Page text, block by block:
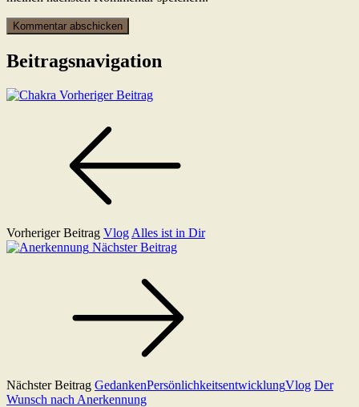
Beitragsnavigation
Vorheriger Beitrag
Vorheriger Beitrag Vlog Alles ist in Dir
Nächster Beitrag
Nächster Beitrag GedankenPersönlichkeitsentwicklungVlog Der
Wunsch nach Anerkennung